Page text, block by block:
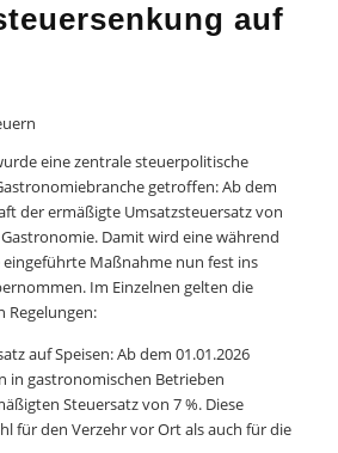
auf
eine zentrale steuerpolitische
getroffen: Ab dem
der ermäßigte Umsatzsteuersatz von
Damit wird eine während
Maßnahme nun fest ins
Im Einzelnen gelten die
Regelungen:
auf Speisen: Ab dem 01.01.2026
in gastronomischen Betrieben
Steuersatz von 7 %. Diese
für den Verzehr vor Ort als auch für die